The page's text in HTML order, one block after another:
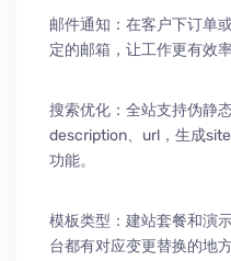
邮件通知：在客户下订单
定的邮箱，让工作更有效率
搜索优化：全站支持伪静
description、url，生成
功能。
模板类型：建站套餐和演
台都有对应变更替换的地